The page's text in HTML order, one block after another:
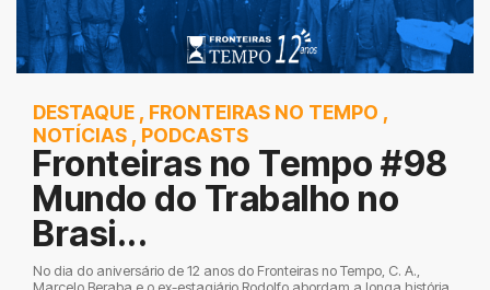
DESTAQUE , FRONTEIRAS NO TEMPO ,
NOTÍCIAS , PODCASTS
Fronteiras no Tempo #98
Mundo do Trabalho no
Brasi...
No dia do aniversário de 12 anos do Fronteiras no Tempo, C. A.,